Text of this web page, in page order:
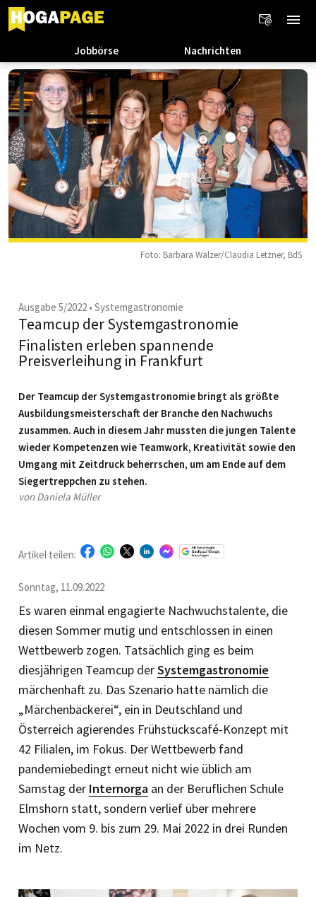
Jobbörse Nachrichten
Foto: Barbara Walzer/Claudia Letzner, BdS
Ausgabe 5/2022 • Systemgastronomie
Teamcup der Systemgastronomie
Finalisten erleben spannende
Preisverleihung in Frankfurt
Der Teamcup der Systemgastronomie bringt als größte
Ausbildungsmeisterschaft der Branche den Nachwuchs
zusammen. Auch in diesem Jahr mussten die jungen Talente
wieder Kompetenzen wie Teamwork, Kreativität sowie den
Umgang mit Zeitdruck beherrschen, um am Ende auf dem
Siegertreppchen zu stehen.
von Daniela Müller
Sonntag, 11.09.2022
Artikel teilen:
Es waren einmal engagierte Nachwuchstalente, die
diesen Sommer mutig und entschlossen in einen
Wettbewerb zogen. Tatsächlich ging es beim
diesjährigen Teamcup derSystemgastronomie
märchenhaft zu. Das Szenario hatte nämlich die
„Märchenbäckerei“, ein in Deutschland und
Österreich agierendes Frühstückscafé-Konzept mit
42 Filialen, im Fokus. Der Wettbewerb fand
pandemiebedingt erneut nicht wie üblich am
Samstag der Internorga an der Beruflichen Schule
Elmshorn statt, sondern verlief über mehrere
Wochen vom 9. bis zum 29. Mai 2022 in drei Runden
im Netz.